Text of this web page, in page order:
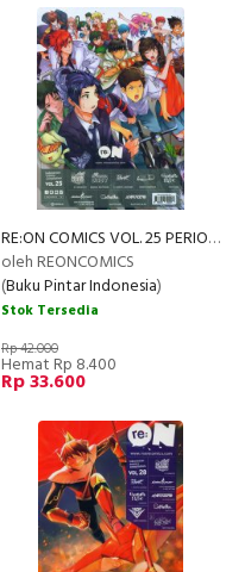
RE:ON COMICS VOL. 25 PERIODICAL COMICS COMPILATION
oleh REONCOMICS
(Buku Pintar Indonesia)
Stok Tersedia
Rp 42.000
Hemat Rp 8.400
Rp 33.600